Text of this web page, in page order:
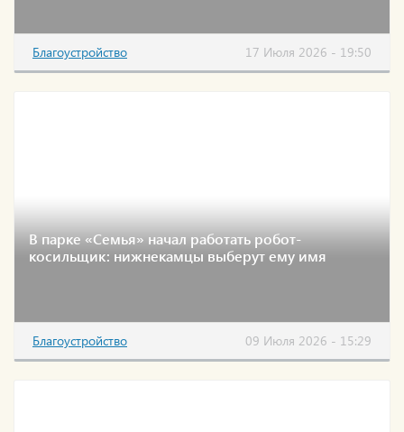
Благоустройство 17 Июля 2026 - 19:50
В парке «Семья» начал работать робот-
косильщик: нижнекамцы выберут ему имя
Благоустройство 09 Июля 2026 - 15:29